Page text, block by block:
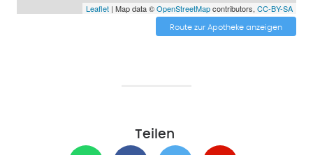
Leaflet| Map data ©OpenStreetMapcontributors, CC-BY-SA
Route zur Apotheke anzeigen
Teilen